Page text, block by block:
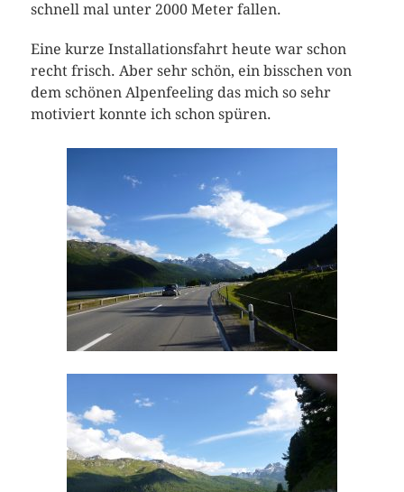
schnell mal unter 2000 Meter fallen.
Eine kurze Installationsfahrt heute war schon
recht frisch. Aber sehr schön, ein bisschen von
dem schönen Alpenfeeling das mich so sehr
motiviert konnte ich schon spüren.